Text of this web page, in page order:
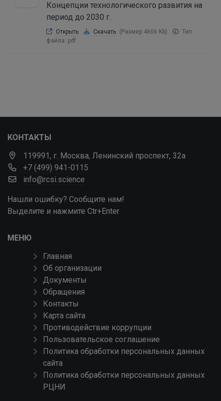
Концепции технологического развития на
период до 2030 г.
Открыть Скачать (Размер 4606 Kb)
Тип
файла: pdf
КОНТАКТЫ
119991, г. Москва, Ленинский проспект, 32а
+7 (499) 941-0115
info@rcsi.science
Нашли ошибку? Сообщите нам!
Выделите и нажмите Ctr+Enter
МЕНЮ
Главная
Об организации
Документы
Обращения
Контакты
Карта сайта
Противодействие коррупции
Пользовательское соглашение
Политика обработки персональных данных
сайта
Политика обработки персональных данных
РЦНИ